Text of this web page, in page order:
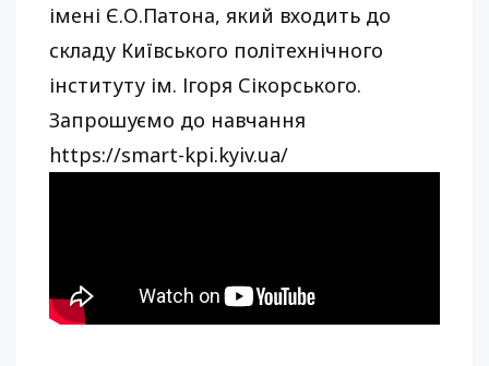
імені Є.О.Патона, який входить до
складу Київського політехнічного
інституту ім. Ігоря Сікорського.
Запрошуємо до навчання
https://smart-kpi.kyiv.ua/